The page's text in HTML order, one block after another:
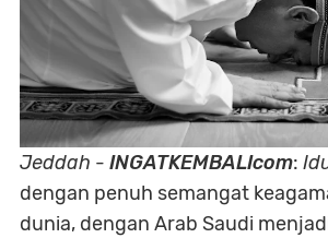
Jeddah - INGATKEMBALIcom:
dengan penuh semangat
dunia, dengan Arab Saudi